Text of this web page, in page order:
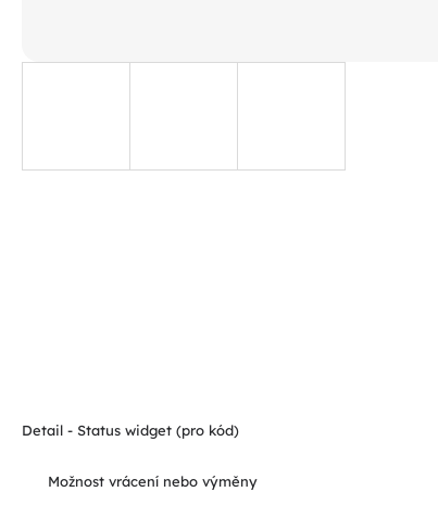
Detail - Status widget (pro kód)
Možnost vrácení nebo výměny